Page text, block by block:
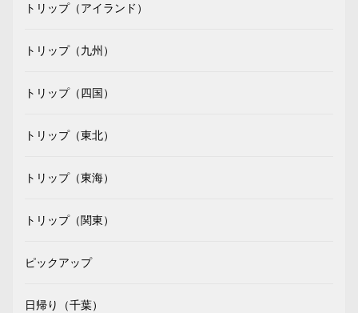
トリップ（アイランド）
トリップ（九州）
トリップ（四国）
トリップ（東北）
トリップ（東海）
トリップ（関東）
ピックアップ
日帰り（千葉）